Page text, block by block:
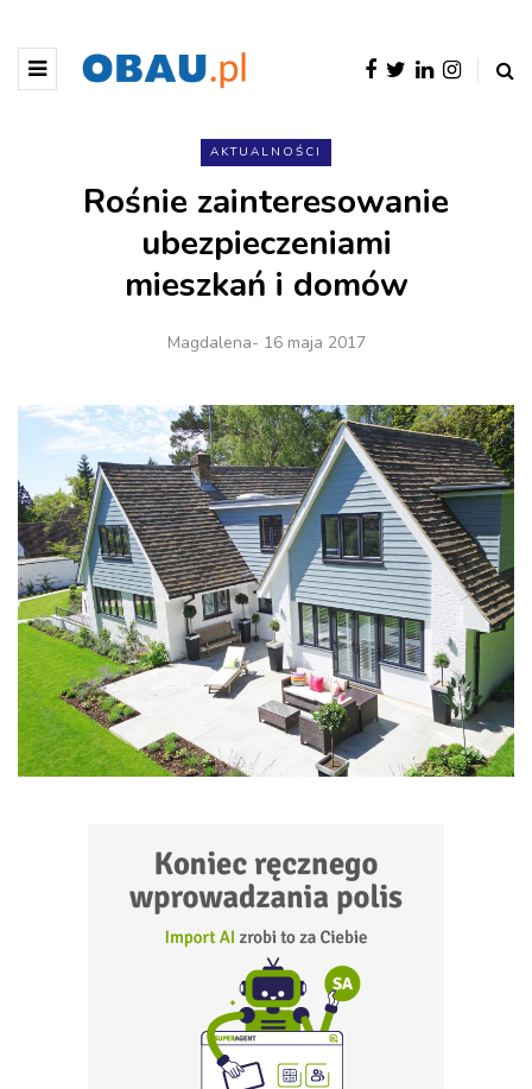
AKTUALNOŚCI
Rośnie zainteresowanie
ubezpieczeniami
mieszkań i domów
Magdalena- 16 maja 2017